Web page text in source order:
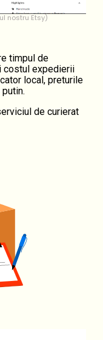
nostru Etsy)
timpul de
costul expedierii
local, preturile
de curierat